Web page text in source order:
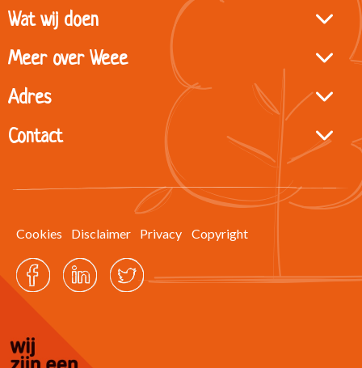
Site
footer
Wat wij doen
Meer over Weee
Adres
Contact
Cookies Disclaimer Privacy Copyright
FacebookLinkedIn Twitter